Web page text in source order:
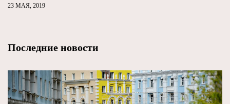
23 МАЯ, 2019
Последние новости